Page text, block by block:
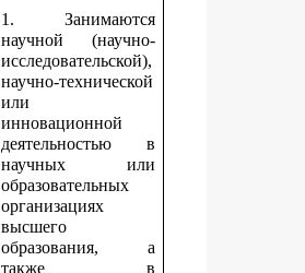
1. Занимаются
научной (научно-
исследовательской),
научно-технической
или
инновационной
деятельностью в
научных или
образовательных
организациях
высшего
образования, а
также в